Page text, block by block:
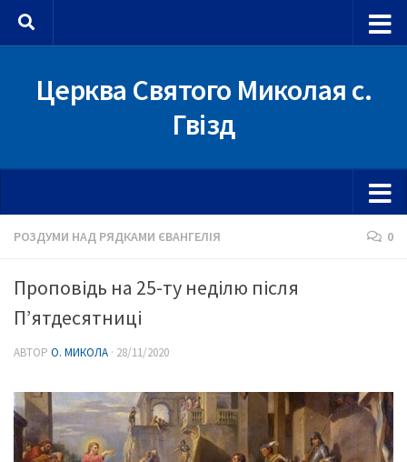
Skip to content
Церква Святого Миколая с.
Гвізд
РОЗДУМИ НАД РЯДКАМИ ЄВАНГЕЛІЯ 0
Проповідь на 25-ту неділю після
П’ятдесятниці
АВТОР О. МИКОЛА · 28/11/2020